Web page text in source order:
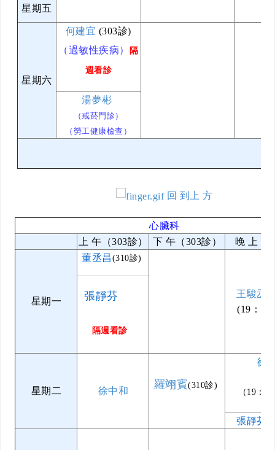
星期五
星期六
何建宜 (303診)
（過敏性疾病）
隔
週看診
湯夢彬
（戒菸門診）
（勞工健康檢查）
回 到上 方
心臟科
上 午（303診）
下 午（303診） 晚 上（
星期一
董丞昌 (310診)
張靜芬
隔週看診
王駿丞
(19：00
星期二 徐中和
羅翊賓(310診)
徐
（19：
張靜芬